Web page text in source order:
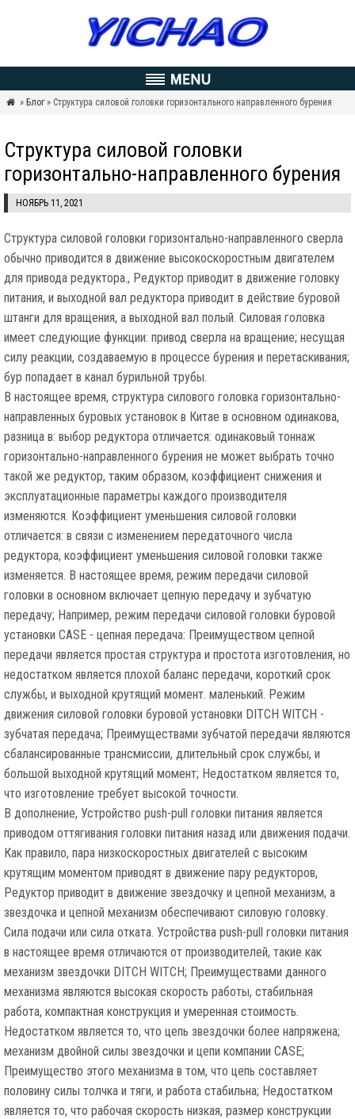
 » Блог» Структура силовой головки горизонтального направленного бурения
Структура силовой головки
горизонтально-направленного бурения
НОЯБРЬ 11, 2021
Структура силовой головки горизонтально-направленного сверла
обычно приводится в движение высокоскоростным двигателем
для привода редуктора., Редуктор приводит в движение головку
питания, и выходной вал редуктора приводит в действие буровой
штанги для вращения, а выходной вал полый. Силовая головка
имеет следующие функции: привод сверла на вращение; несущая
силу реакции, создаваемую в процессе бурения и перетаскивания;
бур попадает в канал бурильной трубы.
В настоящее время, структура силового головка горизонтально-
направленных буровых установок в Китае в основном одинакова,
разница в: выбор редуктора отличается: одинаковый тоннаж
горизонтально-направленного бурения не может выбрать точно
такой же редуктор, таким образом, коэффициент снижения и
эксплуатационные параметры каждого производителя
изменяются. Коэффициент уменьшения силовой головки
отличается: в связи с изменением передаточного числа
редуктора, коэффициент уменьшения силовой головки также
изменяется. В настоящее время, режим передачи силовой
головки в основном включает цепную передачу и зубчатую
передачу; Например, режим передачи силовой головки буровой
установки CASE - цепная передача: Преимуществом цепной
передачи является простая структура и простота изготовления, но
недостатком является плохой баланс передачи, короткий срок
службы, и выходной крутящий момент. маленький. Режим
движения силовой головки буровой установки DITCH WITCH -
зубчатая передача; Преимуществами зубчатой передачи являются
сбалансированные трансмиссии, длительный срок службы, и
большой выходной крутящий момент; Недостатком является то,
что изготовление требует высокой точности.
В дополнение, Устройство push-pull головки питания является
приводом оттягивания головки питания назад или движения подачи.
Как правило, пара низкоскоростных двигателей с высоким
крутящим моментом приводят в движение пару редукторов,
Редуктор приводит в движение звездочку и цепной механизм, а
звездочка и цепной механизм обеспечивают силовую головку.
Сила подачи или сила отката. Устройства push-pull головки питания
в настоящее время отличаются от производителей, такие как
механизм звездочки DITCH WITCH; Преимуществами данного
механизма являются высокая скорость работы, стабильная
работа, компактная конструкция и умеренная стоимость.
Недостатком является то, что цепь звездочки более напряжена;
механизм двойной силы звездочки и цепи компании CASE;
Преимущество этого механизма в том, что цепь составляет
половину силы толчка и тяги, и работа стабильна; Недостатком
является то, что рабочая скорость низкая, размер конструкции